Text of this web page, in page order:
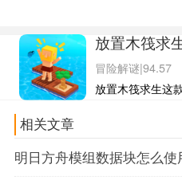
放置木筏求
冒险解谜|94.57
相关文章
明日方舟模组数据块怎么使用 模